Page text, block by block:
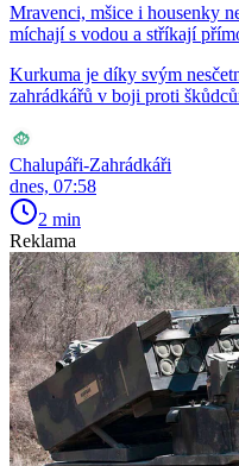
Mravenci, mšice i housenky
míchají s vodou a stříkají
Kurkuma je díky svým
zahrádkářů v boji proti
Chalupáři-Zahrádkáři
dnes, 07:58
2 min
Reklama